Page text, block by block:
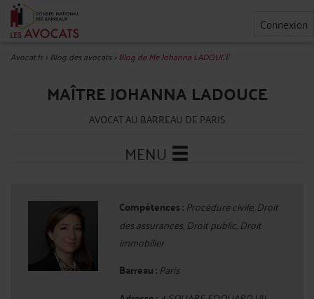
Connexion
Avocat.fr>Blog des avocats>Blog de Me Johanna LADOUCE
MAÎTRE JOHANNA LADOUCE
AVOCAT AU BARREAU DE PARIS
MENU
Compétences : Procédure civile, Droit
des assurances, Droit public, Droit
immobilier
Barreau : Paris